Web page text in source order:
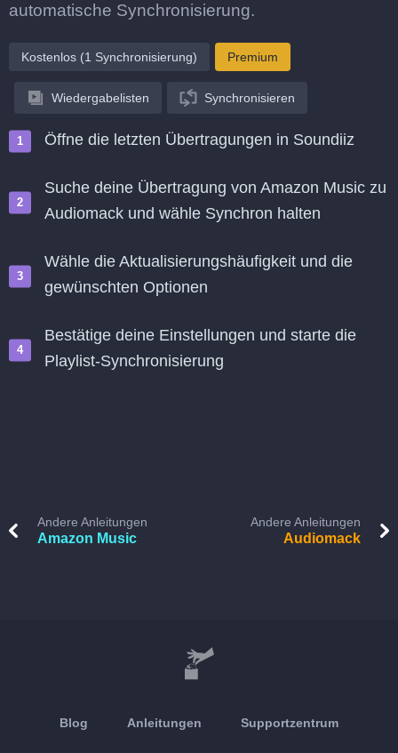
automatische Synchronisierung.
Kostenlos (1 Synchronisierung) Premium
Wiedergabelisten Synchronisieren
Öffne die letzten Übertragungen in Soundiiz
Suche deine Übertragung von Amazon Music zu
Audiomack und wähle Synchron halten
Wähle die Aktualisierungshäufigkeit und die
gewünschten Optionen
Bestätige deine Einstellungen und starte die
Playlist-Synchronisierung
Andere Anleitungen
Amazon Music
Andere Anleitungen
Audiomack
Blog Anleitungen Supportzentrum